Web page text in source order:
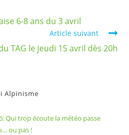
6-8 ans du 3 avril
Article suivant
TAG le jeudi 15 avril dès 20h
Alpinisme
Qui trop écoute la météo passe
ou pas !